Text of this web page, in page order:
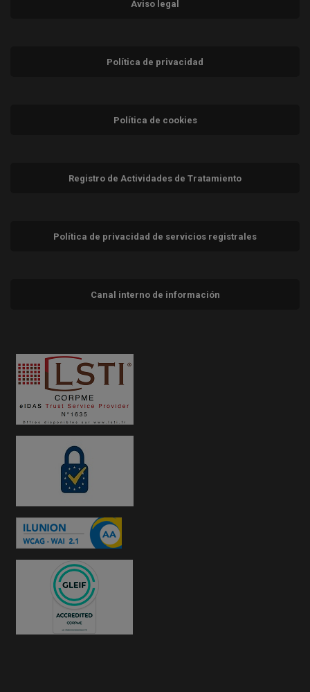
Aviso legal
Política de privacidad
Política de cookies
Registro de Actividades de Tratamiento
Política de privacidad de servicios registrales
Canal interno de información